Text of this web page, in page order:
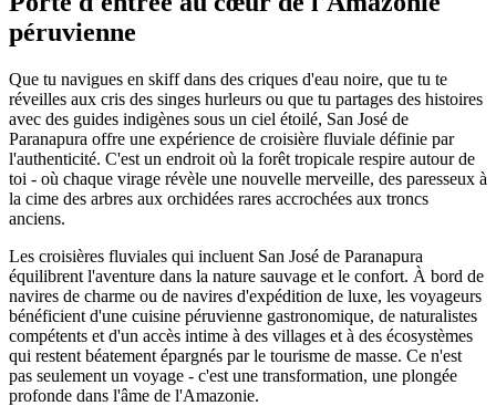
péruvienne
Que tu navigues en skiff dans des criques d'eau noire, que tu te
réveilles aux cris des singes hurleurs ou que tu partages des histoires
avec des guides indigènes sous un ciel étoilé, San José de
Paranapura offre une expérience de croisière fluviale définie par
l'authenticité. C'est un endroit où la forêt tropicale respire autour de
toi - où chaque virage révèle une nouvelle merveille, des paresseux à
la cime des arbres aux orchidées rares accrochées aux troncs
anciens.
Les croisières fluviales qui incluent San José de Paranapura
équilibrent l'aventure dans la nature sauvage et le confort. À bord de
navires de charme ou de navires d'expédition de luxe, les voyageurs
bénéficient d'une cuisine péruvienne gastronomique, de naturalistes
compétents et d'un accès intime à des villages et à des écosystèmes
qui restent béatement épargnés par le tourisme de masse. Ce n'est
pas seulement un voyage - c'est une transformation, une plongée
profonde dans l'âme de l'Amazonie.